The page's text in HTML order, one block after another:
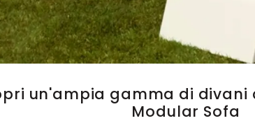
un'ampia gamma di
Modular Sofa